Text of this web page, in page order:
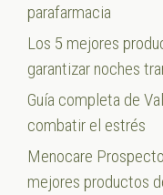
parafarmacia
Los 5 mejores
garantizar noches
Guía completa de
combatir el estrés
Menocare
mejores productos